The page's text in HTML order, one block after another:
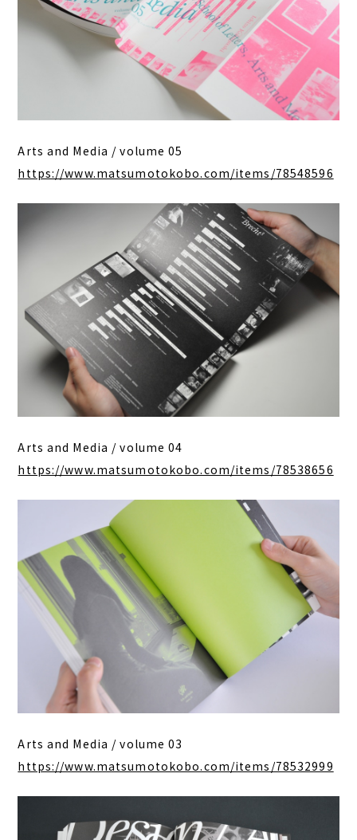
Arts and Media / volume 05
https://www.matsumotokobo.com/items/78548596
Arts and Media / volume 04
https://www.matsumotokobo.com/items/78538656
Arts and Media / volume 03
https://www.matsumotokobo.com/items/78532999